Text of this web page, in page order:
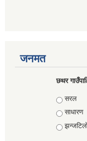
जनमत
छथर
Choices
सरल
साधारण